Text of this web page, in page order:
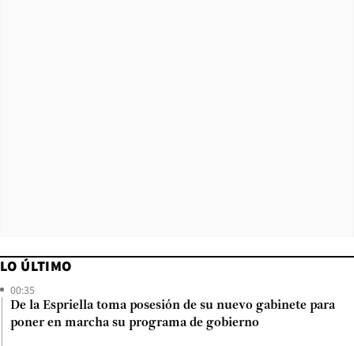
LO ÚLTIMO
00:35
De la Espriella toma posesión de su nuevo gabinete para
poner en marcha su programa de gobierno